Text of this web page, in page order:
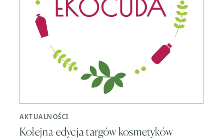
AKTUALNOŚCI
Kolejna edycja targów kosmetyków